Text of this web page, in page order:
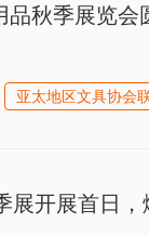
秋季展览会
亚太地区文具协会
展开展首日